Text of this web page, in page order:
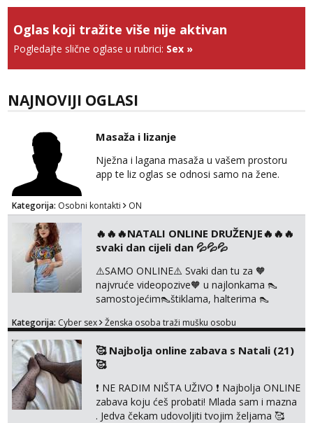
Čekam tvoj poziv!
Tel:064/677-677- Kod: #142
Oglas koji tražite više nije aktivan
Pogledajte slične oglase u rubrici: Sex »
NAJNOVIJI OGLASI
Masaža i lizanje
Nježna i lagana masaža u vašem prostoru
app te liz oglas se odnosi samo na žene.
Kategorija: Osobni kontakti ON
🔥🔥🔥NATALI ONLINE DRUŽENJE🔥🔥🔥
svaki dan cijeli dan 💦💦💦
⚠️SAMO ONLINE⚠️ Svaki dan tu za 🧡
najvruće videopozive🧡 u najlonkama 👠
samostojećim👠štiklama, halterima 👠
dogovoru 🧡 Dopisivanja hot chat🧡 o
🧡 Videa🧡 solo squirt, razne anal igračke,
vibratori, s PARTNEROM, S KOLEGICAMA
lizanje, striptiz, footfetiši itd 🔞 ❣️Radim već
jako dugo, imam iskustva i više načina pla...
Kategorija: Cyber sex Ženska osoba traži mušku osobu
🥰 Najbolja online zabava s Natali (21)
🥰
❗ NE RADIM NIŠTA UŽIVO ❗ Najbolja ONLINE
zabava koju ćeš probati! Mlada sam i mazna
. Jedva čekam udovoljiti tvojim željama 🥰